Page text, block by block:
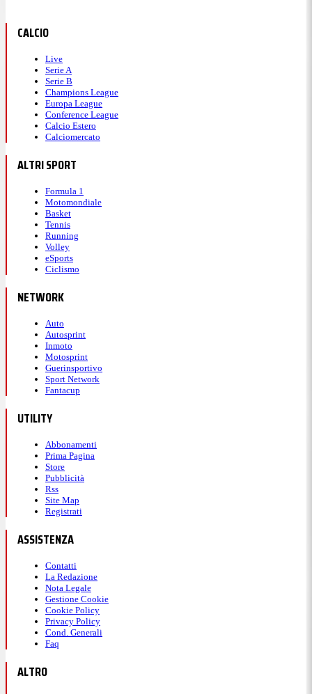
CALCIO
Live
Serie A
Serie B
Champions League
Europa League
Conference League
Calcio Estero
Calciomercato
ALTRI SPORT
Formula 1
Motomondiale
Basket
Tennis
Running
Volley
eSports
Ciclismo
NETWORK
Auto
Autosprint
Inmoto
Motosprint
Guerinsportivo
Sport Network
Fantacup
UTILITY
Abbonamenti
Prima Pagina
Store
Pubblicità
Rss
Site Map
Registrati
ASSISTENZA
Contatti
La Redazione
Nota Legale
Gestione Cookie
Cookie Policy
Privacy Policy
Cond. Generali
Faq
ALTRO